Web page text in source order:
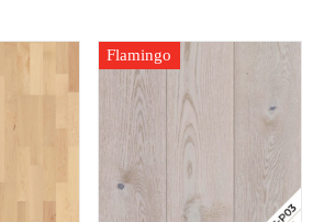
Flamingo